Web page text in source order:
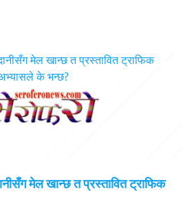
मेल खान्छ त प्रस्तावित ट्राफिक